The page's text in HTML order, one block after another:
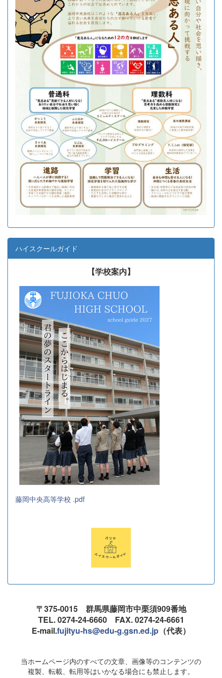
ハイスクールガイド
【学校案内】
藤岡中央高等学校 .pdf
〒375-0015 群馬県藤岡市中栗須909番地
TEL. 0274-24-6660 FAX. 0274-24-6661
E-mail.fujityu-hs@edu-g.gsn.ed.jp （代表）
当ホームページ内のすべての文章、画像等のコンテンツの
複製、転載、転用等はいかなる場合にも禁止します。